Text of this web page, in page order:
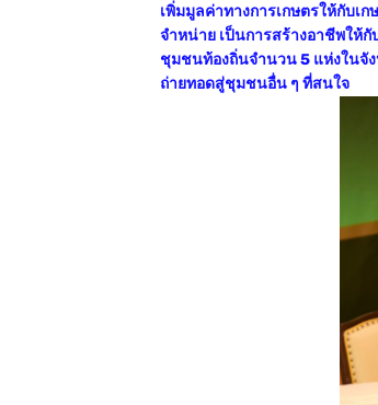
เพิ่มมูลค่าทางการเกษตรให้กับเ
จำหน่าย เป็นการสร้างอาชีพให้
ชุมชนท้องถิ่นจำนวน 5 แห่งในจั
ถ่ายทอดสู่ชุมชนอื่น ๆ ที่สนใจ